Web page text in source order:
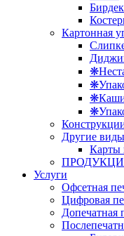
Картонная
Другие
Карты
Услуги
Офсетная
Цифровая
Допечатная